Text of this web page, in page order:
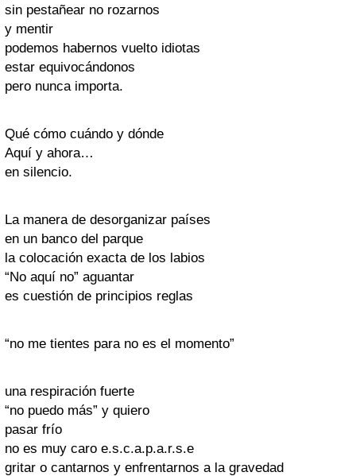
sin pestañear no rozarnos
y mentir
podemos habernos vuelto idiotas
estar equivocándonos
pero nunca importa.
Qué cómo cuándo y dónde
Aquí y ahora…
en silencio.
La manera de desorganizar países
en un banco del parque
la colocación exacta de los labios
“No aquí no” aguantar
es cuestión de principios reglas
“no me tientes para no es el momento”
una respiración fuerte
“no puedo más” y quiero
pasar frío
no es muy caro e.s.c.a.p.a.r.s.e
gritar o cantarnos y enfrentarnos a la gravedad